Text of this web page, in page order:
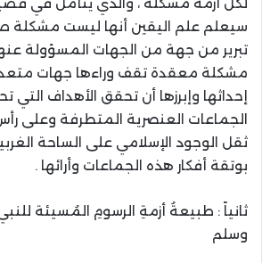
لكل أزمة مشكلة ، والذي يتأمل في
سيعلم علم اليقين أنها ليست مشكلة
تبرير من جهة من الجهات المسؤولة
مشكلة معقدة تقف وراءها جهات
إحداثها وإبرزها أن تحقق الأهداف التي
الجماعات العنصرية المتطرفة وعلى
ثقل الوجود الإسلامي على الساحة
بوتقة أفكار هذه الجماعات وأرائها .
ثانياً : طبيعةُ أزمةِ الرسومِ المُسيئة
وسلم